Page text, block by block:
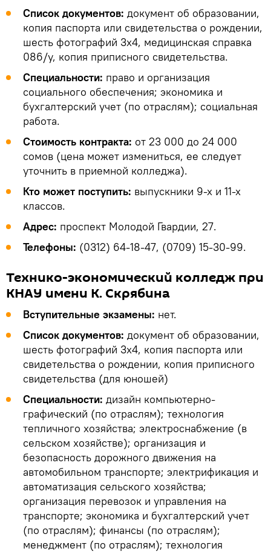
Список документов: документ об образовании,
копия паспорта или свидетельства о рождении,
шесть фотографий 3х4, медицинская справка
086/у, копия приписного свидетельства.
Специальности: право и организация
социального обеспечения; экономика и
бухгалтерский учет (по отраслям); социальная
работа.
Стоимость контракта: от 23 000 до 24 000
сомов (цена может измениться, ее следует
уточнить в приемной колледжа).
Кто может поступить: выпускники 9-х и 11-х
классов.
Адрес: проспект Молодой Гвардии, 27.
Телефоны: (0312) 64-18-47, (0709) 15-30-99.
Технико-экономический колледж при
КНАУ имени К. Скрябина
Вступительные экзамены: нет.
Список документов: документ об образовании,
шесть фотографий 3х4, копия паспорта или
свидетельства о рождении, копия приписного
свидетельства (для юношей)
Специальности: дизайн компьютерно-
графический (по отраслям); технология
тепличного хозяйства; электроснабжение (в
сельском хозяйстве); организация и
безопасность дорожного движения на
автомобильном транспорте; электрификация и
автоматизация сельского хозяйства;
организация перевозок и управления на
транспорте; экономика и бухгалтерский учет
(по отраслям); финансы (по отраслям);
менеджмент (по отраслям); технология